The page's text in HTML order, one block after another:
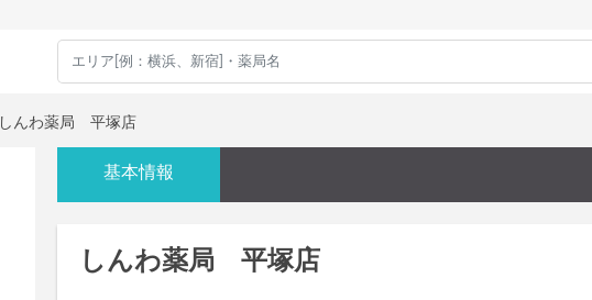
しんわ薬局 平塚店
基本情報
しんわ薬局 平塚店